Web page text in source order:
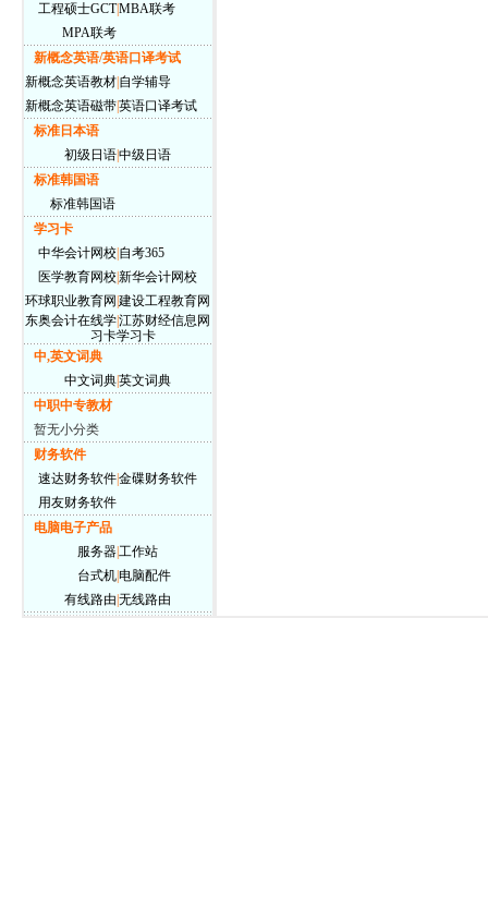
工程硕士GCT|MBA联考
MPA联考
新概念英语/英语口译考试
新概念英语教材| 自学辅导
新概念英语磁带|英语口译考试
标准日本语
初级日语|中级日语
标准韩国语
标准韩国语
学习卡
中华会计网校| 自考365
医学教育网校|新华会计网校
环球职业教育网 建设工程教育网
东奥会计在线学
习卡
|江苏财经信息网
学习卡
中,英文词典
中文词典|英文词典
中职中专教材
暂无小分类
财务软件
速达财务软件|金碟财务软件
用友财务软件
电脑电子产品
服务器|工作站
台式机|电脑配件
有线路由 无线路由